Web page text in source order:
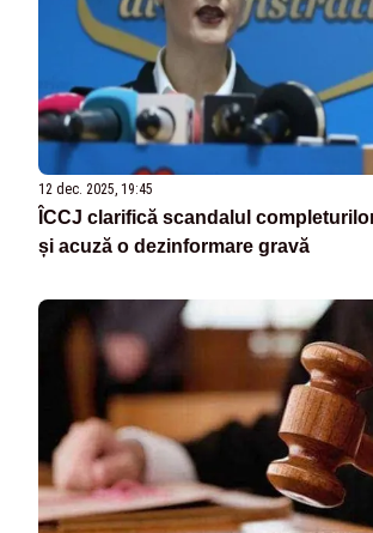
12 dec. 2025, 19:45
ÎCCJ clarifică scandalul
și acuză o dezinformare gravă